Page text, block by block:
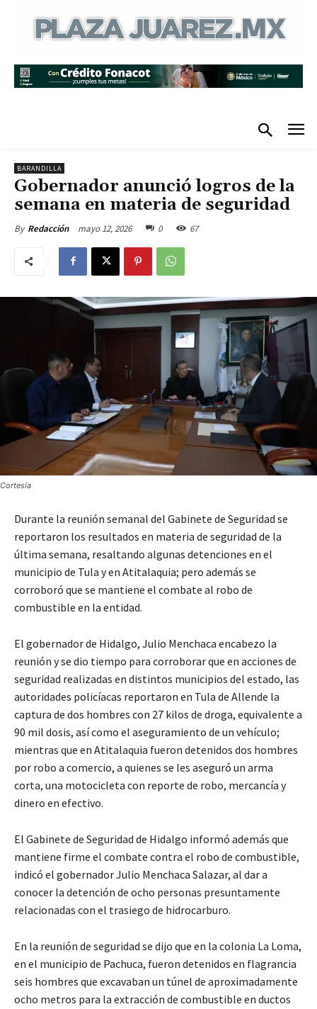
BARANDILLA
Gobernador anunció logros de la
semana en materia de seguridad
By Redacción mayo 12, 2026 0 67
Cortesía
Durante la reunión semanal del Gabinete de Seguridad se
reportaron los resultados en materia de seguridad de la
última semana, resaltando algunas detenciones en el
municipio de Tula y en Atitalaquia; pero además se
corroboró que se mantiene el combate al robo de
combustible en la entidad.
El gobernador de Hidalgo, Julio Menchaca encabezo la
reunión y se dio tiempo para corroborar que en acciones de
seguridad realizadas en distintos municipios del estado, las
autoridades policíacas reportaron en Tula de Allende la
captura de dos hombres con 27 kilos de droga, equivalente a
90 mil dosis, así como el aseguramiento de un vehículo;
mientras que en Atitalaquia fueron detenidos dos hombres
por robo a comercio, a quienes se les aseguró un arma
corta, una motocicleta con reporte de robo, mercancía y
dinero en efectivo.
El Gabinete de Seguridad de Hidalgo informó además que
mantiene firme el combate contra el robo de combustible,
indicó el gobernador Julio Menchaca Salazar, al dar a
conocer la detención de ocho personas presuntamente
relacionadas con el trasiego de hidrocarburo.
En la reunión de seguridad se dijo que en la colonia La Loma,
en el municipio de Pachuca, fueron detenidos en flagrancia
seis hombres que excavaban un túnel de aproximadamente
ocho metros para la extracción de combustible en ductos